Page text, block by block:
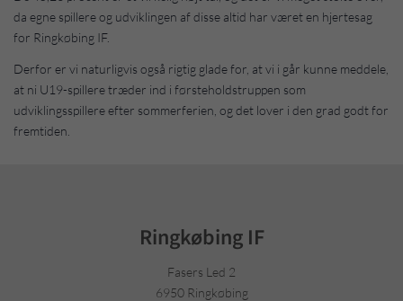
da egne spillere og udviklingen af disse altid har været en hjertesag
for Ringkøbing IF.
Derfor er vi naturligvis også rigtig glade for, at vi i går kunne meddele,
at ni U19-spillere træder ind i førsteholdstruppen som
udviklingsspillere efter sommerferien, og det lover i den grad godt for
fremtiden.
Ringkøbing IF
Fasers Led 2
6950 Ringkøbing